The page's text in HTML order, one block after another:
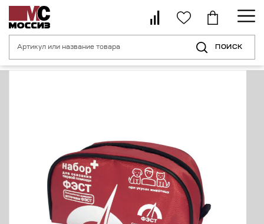
ПОИСК
Главная страница Средства индивидуальной безопасности